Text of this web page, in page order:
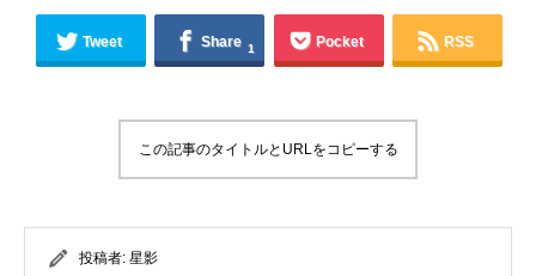
Tweet Share 1 Pocket RSS
この記事のタイトルとURLをコピーする
投稿者: 星影